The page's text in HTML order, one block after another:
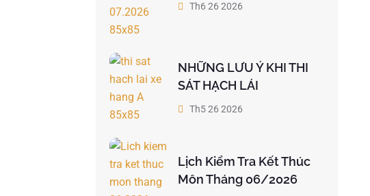
Th6 26 2026
NHỮNG LƯU Ý KHI THI
SÁT HẠCH LÁI
Th5 26 2026
Lịch Kiểm Tra Kết Thúc
Môn Tháng 06/2026